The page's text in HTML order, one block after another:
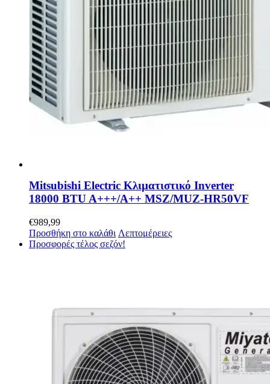
Mitsubishi Electric Κλιματιστικό Inverter
18000 BTU A+++/A++ MSZ/MUZ-HR50VF
€989,99
Προσθήκη στο καλάθι Λεπτομέρειες
Προσφορές τέλος σεζόν!